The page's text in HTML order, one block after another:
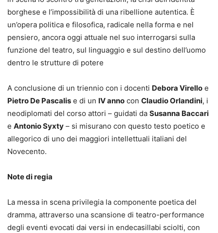
borghese e l’impossibilità di una ribellione autentica. È
un’opera politica e filosofica, radicale nella forma e nel
pensiero, ancora oggi attuale nel suo interrogarsi sulla
funzione del teatro, sul linguaggio e sul destino dell’uomo
dentro le strutture di potere
A conclusione di un triennio con i docenti Debora Virello e
Pietro De Pascalis e di un IV anno con Claudio Orlandini, i
neodiplomati del corso attori – guidati da Susanna Baccari
e Antonio Syxty – si misurano con questo testo poetico e
allegorico di uno dei maggiori intellettuali italiani del
Novecento.
Note di regia
La messa in scena privilegia la componente poetica del
dramma, attraverso una scansione di teatro-performance
degli eventi evocati dai versi in endecasillabi sciolti, con